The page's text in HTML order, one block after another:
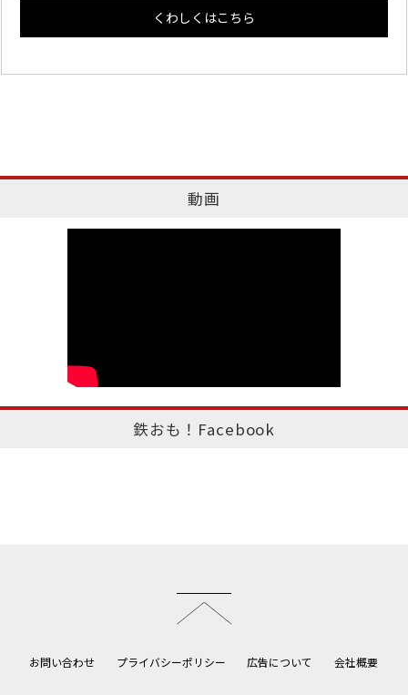
くわしくはこちら
動画
鉄おも！Facebook
お問い合わせ プライバシーポリシー 広告について 会社概要